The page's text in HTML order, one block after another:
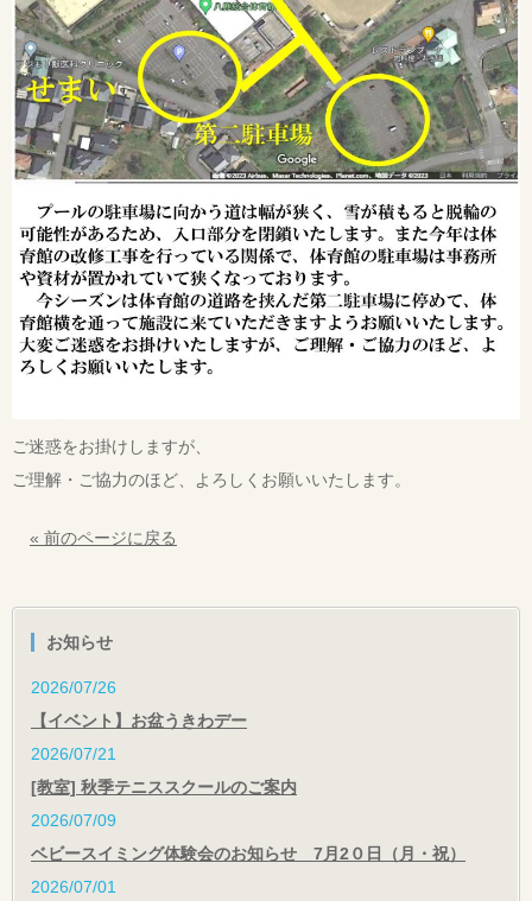
ご迷惑をお掛けしますが、
ご理解・ご協力のほど、よろしくお願いいたします。
« 前のページに戻る
お知らせ
2026/07/26
【イベント】お盆うきわデー
2026/07/21
[教室] 秋季テニススクールのご案内
2026/07/09
ベビースイミング体験会のお知らせ 7月2０日（月・祝）
2026/07/01